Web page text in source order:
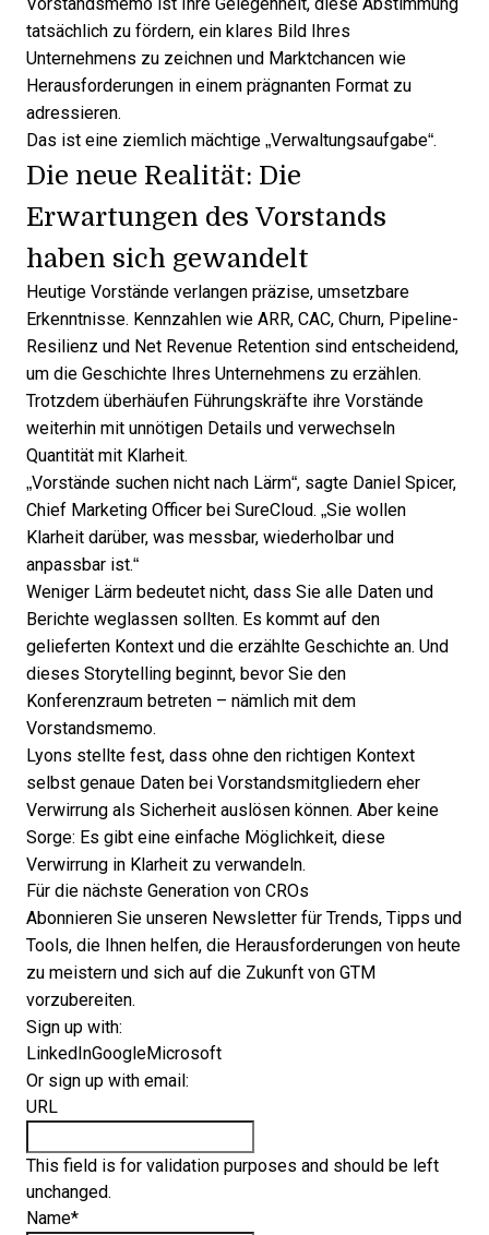
Vorstandsmemo ist Ihre Gelegenheit, diese Abstimmung
tatsächlich zu fördern, ein klares Bild Ihres
Unternehmens zu zeichnen und Marktchancen wie
Herausforderungen in einem prägnanten Format zu
adressieren.
Das ist eine ziemlich mächtige „Verwaltungsaufgabe“.
Die neue Realität: Die
Erwartungen des Vorstands
haben sich gewandelt
Heutige Vorstände verlangen präzise, umsetzbare
Erkenntnisse. Kennzahlen wie ARR, CAC, Churn, Pipeline-
Resilienz und Net Revenue Retention sind entscheidend,
um die Geschichte Ihres Unternehmens zu erzählen.
Trotzdem überhäufen Führungskräfte ihre Vorstände
weiterhin mit unnötigen Details und verwechseln
Quantität mit Klarheit.
„Vorstände suchen nicht nach Lärm“, sagte Daniel Spicer,
Chief Marketing Officer bei SureCloud. „Sie wollen
Klarheit darüber, was messbar, wiederholbar und
anpassbar ist.“
Weniger Lärm bedeutet nicht, dass Sie alle Daten und
Berichte weglassen sollten. Es kommt auf den
gelieferten Kontext und die erzählte Geschichte an. Und
dieses Storytelling beginnt, bevor Sie den
Konferenzraum betreten – nämlich mit dem
Vorstandsmemo.
Lyons stellte fest, dass ohne den richtigen Kontext
selbst genaue Daten bei Vorstandsmitgliedern eher
Verwirrung als Sicherheit auslösen können. Aber keine
Sorge: Es gibt eine einfache Möglichkeit, diese
Verwirrung in Klarheit zu verwandeln.
Für die nächste Generation von CROs
Abonnieren Sie unseren Newsletter für Trends, Tipps und
Tools, die Ihnen helfen, die Herausforderungen von heute
zu meistern und sich auf die Zukunft von GTM
vorzubereiten.
Sign up with:
LinkedInGoogleMicrosoft
Or sign up with email:
URL
This field is for validation purposes and should be left
unchanged.
Name*